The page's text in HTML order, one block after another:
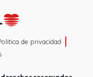
de privacidad